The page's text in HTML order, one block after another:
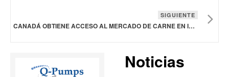
SIGUIENTE
CANADÁ OBTIENE ACCESO AL MERCADO DE CARNE EN INDONESIA
Noticias